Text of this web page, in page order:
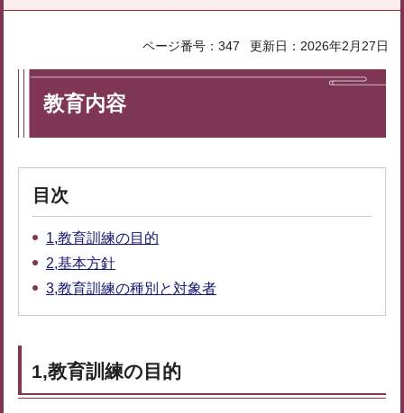
ページ番号：347 更新日：2026年2月27日
教育内容
目次
1,教育訓練の目的
2,基本方針
3,教育訓練の種別と対象者
1,教育訓練の目的